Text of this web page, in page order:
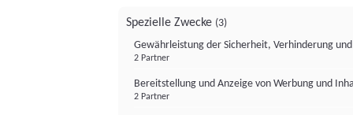
Spezielle Zwecke (3)
Gewährleistung der Sicherheit, Verhinderung
2 Partner
Bereitstellung und Anzeige von Werbung und
2 Partner